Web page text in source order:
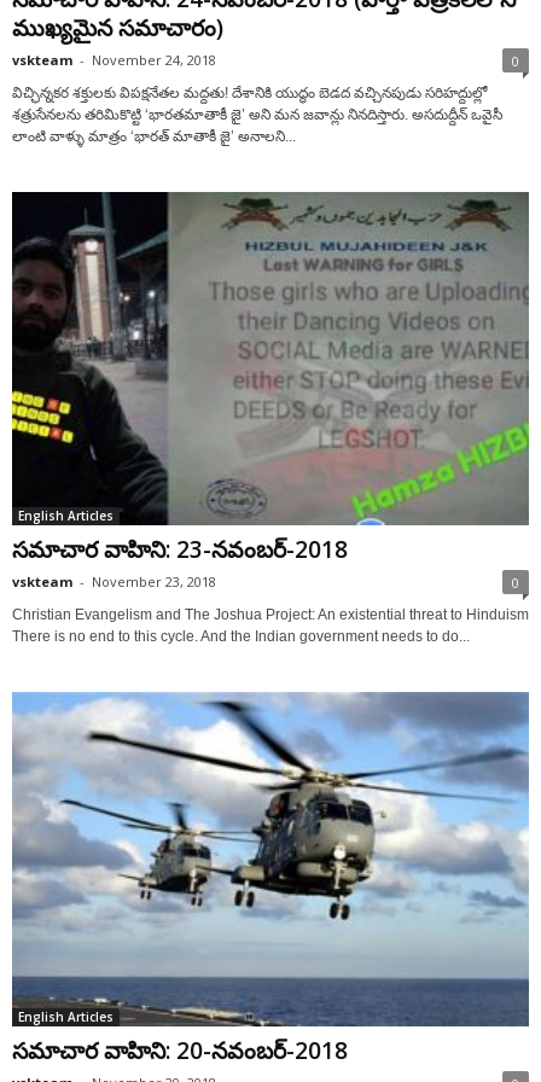
ముఖ్యమైన సమాచారం)
vskteam - November 24, 2018 0
విచ్ఛిన్నకర శక్తులకు విపక్షనేతల మద్దతు! దేశానికి యుద్ధం బెడద వచ్చినపుడు సరిహద్దుల్లో
శత్రుసేనలను తరిమికొట్టి ‘భారతమాతాకీ జై’ అని మన జవాన్లు నినదిస్తారు. అసదుద్దీన్ ఒవైసీ
లాంటి వాళ్ళు మాత్రం ‘భారత్ మాతాకీ జై’ అనాలని...
English Articles
సమాచార వాహిని: 23-నవంబర్-2018
vskteam - November 23, 2018 0
Christian Evangelism and The Joshua Project: An existential threat to Hinduism
There is no end to this cycle. And the Indian government needs to do...
English Articles
సమాచార వాహిని: 20-నవంబర్-2018